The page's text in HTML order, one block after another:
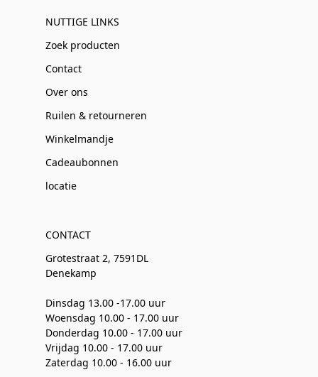
NUTTIGE LINKS
Zoek producten
Contact
Over ons
Ruilen & retourneren
Winkelmandje
Cadeaubonnen
locatie
CONTACT
Grotestraat 2, 7591DL
Denekamp
Dinsdag 13.00 -17.00 uur
Woensdag 10.00 - 17.00 uur
Donderdag 10.00 - 17.00 uur
Vrijdag 10.00 - 17.00 uur
Zaterdag 10.00 - 16.00 uur